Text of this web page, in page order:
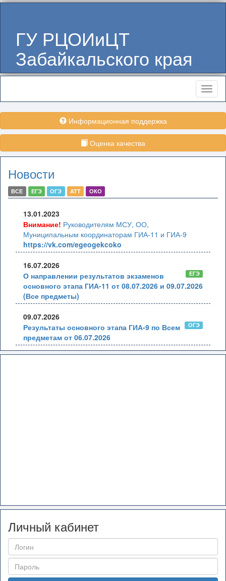
ГУ РЦОИиЦТ
Забайкальского края
Меню
Информационная поддержка
Оценка качества
Новости
ВСЕ ЕГЭ ОГЭ АТТ ОКО
13.01.2023
Внимание! Руководителям МСУ, ОО,
Муниципальным координаторам ГИА-11 и ГИА-9
https://vk.com/egeogekcoko
16.07.2026
ЕГЭ
О направлении результатов экзаменов
основного этапа ГИА-11 от 08.07.2026 и 09.07.2026
(Все предметы)
09.07.2026
ОГЭ
Результаты основного этапа ГИА-9 по Всем
предметам от 06.07.2026
Личный кабинет